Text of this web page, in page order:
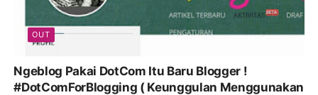
OUT
Ngeblog Pakai DotCom Itu Baru Blogger !
#DotComForBlogging ( Keunggulan Menggunakan